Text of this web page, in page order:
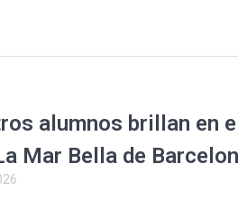
p
tir
alumnos brillan en el
Mar Bella de